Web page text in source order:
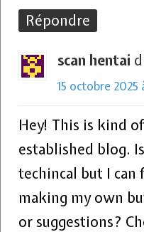
Répondre
scan hentai
15 octobre 2025
Hey! This is kind
established blog.
techincal but I
making my own
or suggestions?